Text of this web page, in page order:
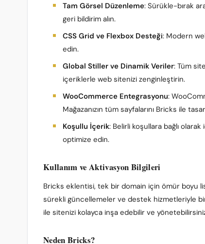
Tam Görsel Düzenleme: Sürükle-bırak
geri bildirim alın.
CSS Grid ve Flexbox Desteği: Modern
edin.
Global Stiller ve Dinamik Veriler: Tüm
içeriklerle web sitenizi zenginleştirin.
WooCommerce Entegrasyonu:
Mağazanızın tüm sayfalarını Bricks ile
Koşullu İçerik: Belirli koşullara bağlı
optimize edin.
Kullanım ve Aktivasyon Bilgileri
Bricks eklentisi, tek bir domain için ömür boyu
sürekli güncellemeler ve destek hizmetleriyle
ile sitenizi kolayca inşa edebilir ve
Neden Bricks?